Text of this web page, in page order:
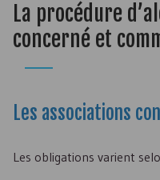
La procédure
concerné et
Les associations
Les obligations varient